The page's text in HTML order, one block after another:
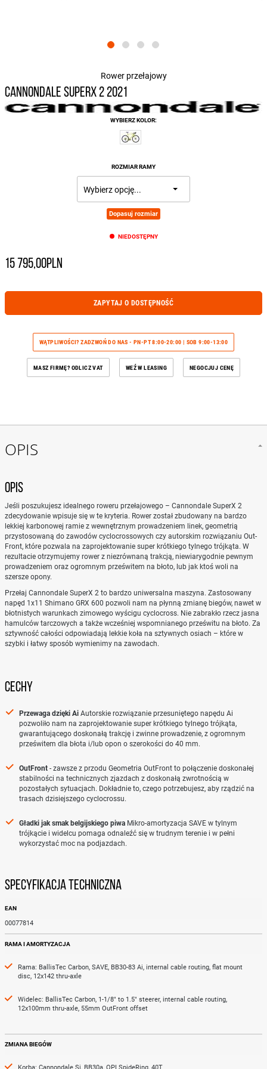
Rower przełajowy
CANNONDALE SUPERX 2 2021
WYBIERZ KOLOR:
ROZMIAR RAMY
Dopasuj rozmiar
NIEDOSTĘPNY
15 795,00PLN
ZAPYTAJ O DOSTĘPNOŚĆ
WĄTPLIWOŚCI? ZADZWOŃ DO NAS - PN-PT 8:00-20:00 | SOB 9:00-13:00
MASZ FIRMĘ? ODLICZ VAT WEŹ W LEASING NEGOCJUJ CENĘ
OPIS
OPIS
Jeśli poszukujesz idealnego roweru przełajowego – Cannondale SuperX 2
zdecydowanie wpisuje się w te kryteria. Rower został zbudowany na bardzo
lekkiej karbonowej ramie z wewnętrznym prowadzeniem linek, geometrią
przystosowaną do zawodów cyclocrossowych czy autorskim rozwiązaniu Out-
Front, które pozwala na zaprojektowanie super krótkiego tylnego trójkąta. W
rezultacie otrzymujemy rower z niezrównaną trakcją, niewiarygodnie pewnym
prowadzeniem oraz ogromnym prześwitem na błoto, lub jak ktoś woli na
szersze opony.
Przełaj Cannondale SuperX 2 to bardzo uniwersalna maszyna. Zastosowany
napęd 1x11 Shimano GRX 600 pozwoli nam na płynną zmianę biegów, nawet w
błotnistych warunkach zimowego wyścigu cyclocross. Nie zabrakło rzecz jasna
hamulców tarczowych a także wcześniej wspomnianego prześwitu na błoto. Za
sztywność całości odpowiadają lekkie koła na sztywnych osiach – które w
szybki i łatwy sposób wymienimy na zawodach.
CECHY
Przewaga dzięki Ai Autorskie rozwiązanie przesuniętego napędu Ai
pozwoliło nam na zaprojektowanie super krótkiego tylnego trójkąta,
gwarantującego doskonałą trakcję i zwinne prowadzenie, z ogromnym
prześwitem dla błota i/lub opon o szerokości do 40 mm.
OutFront - zawsze z przodu Geometria OutFront to połączenie doskonałej
stabilności na technicznych zjazdach z doskonałą zwrotnością w
pozostałych sytuacjach. Dokładnie to, czego potrzebujesz, aby rządzić na
trasach dzisiejszego cyclocrossu.
Gładki jak smak belgijskiego piwa Mikro-amortyzacja SAVE w tylnym
trójkącie i widelcu pomaga odnaleźć się w trudnym terenie i w pełni
wykorzystać moc na podjazdach.
SPECYFIKACJA TECHNICZNA
informacji
EAN
00077814
RAMA I AMORTYZACJA
Rama: BallisTec Carbon, SAVE, BB30-83 Ai, internal cable routing, flat mount
disc, 12x142 thru-axle
Widelec: BallisTec Carbon, 1-1/8" to 1.5" steerer, internal cable routing,
12x100mm thru-axle, 55mm OutFront offset
ZMIANA BIEGÓW